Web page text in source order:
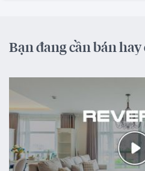
Bạn đang cần bán hay